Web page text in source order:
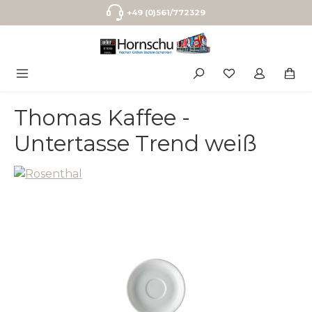
Zum Hauptinhalt springen+49 (0)561/772329
Thomas Kaffee -
Untertasse Trend weiß